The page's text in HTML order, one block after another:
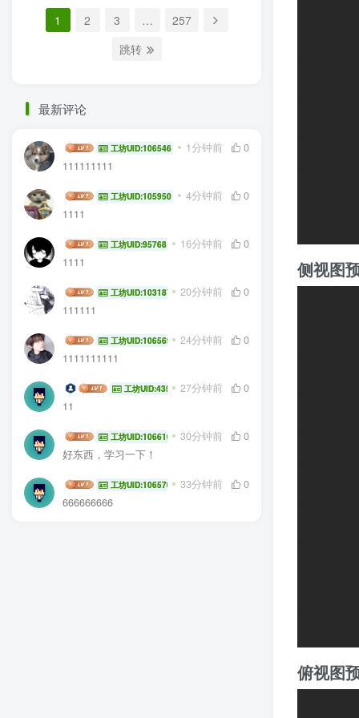
1 2 3 …
257
跳转
最新评论
zhenjun 工坊UID:106546 1分钟前
0
111111111
12357675H工坊UID:105950 4分钟前
0
1111
kaiina 工坊UID:95768 16分钟前
0
1111
工藤大王工坊UID:103187 20分钟前
0
111111
cwdlmzzcv工坊UID:106569 24分钟前
0
1111111111
念语星 工坊UID:43530 27分钟前
0
11
Komorebi_QwQ
工坊UID:106610 30分钟前
0
好东西，学习一下！
Zhouchenxi2277
工坊UID:106570 33分钟前
0
666666666
侧视图
俯视图